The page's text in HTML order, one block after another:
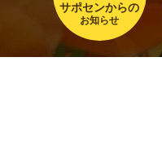
サポセンからの
お知らせ